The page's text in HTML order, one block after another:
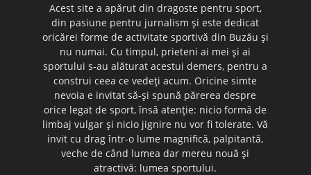
Acest site a apărut din dragoste pentru sport,
din pasiune pentru jurnalism şi este dedicat
oricărei forme de activitate sportivă din Buzău şi
nu numai. Cu timpul, prieteni ai mei şi ai
sportului s-au alăturat acestui demers, pentru a
construi ceea ce vedeţi acum. Oricine simte
nevoia e invitat să-şi spună părerea despre
orice legat de sport, însă atenţie: nicio formă de
limbaj vulgar şi nicio jignire nu vor fi tolerate. Vă
invit cu drag într-o lume magnifică, palpitantă,
veche de când lumea dar mereu nouă şi
atractivă: lumea sportului.